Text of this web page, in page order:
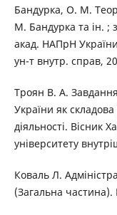
Бандурка, О. М.
М. Бандурка та ін. ;
акад. НАПрН
ун-т внутр. справ,
Троян В. А. Завдання
України як складова
діяльності. Вісник
університету
Коваль Л.
(Загальна